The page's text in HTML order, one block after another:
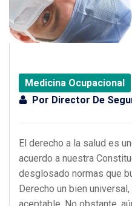
Medicina Ocupacional
Por Director De
El derecho a la salud es
acuerdo a nuestra
desglosado normas que
Derecho un bien